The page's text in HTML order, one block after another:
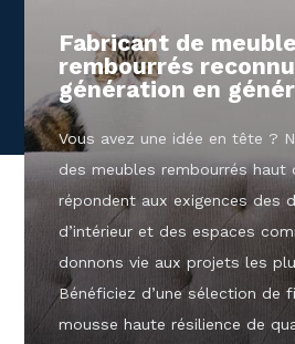
Fabricant de
rembourrés
génération en
Vous avez une idée en tête ?
des meubles rembourrés haut
répondent aux exigences des
d’intérieur et des espaces
donnons vie aux projets les
Bénéficiez d’une sélection de
mousse haute résilience de